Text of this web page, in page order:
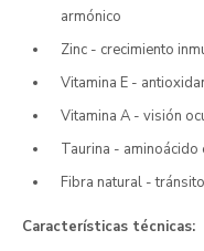
armónico
Zinc - crecimiento
Vitamina E -
Vitamina A - visión
Taurina - aminoácido
Fibra natural -
Características técnicas: